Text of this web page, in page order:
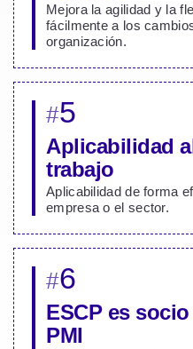
Mejora la agilidad y la
fácilmente a los
organización.
#5
Aplicabilidad
trabajo
Aplicabilidad de forma
empresa o el sector.
#6
ESCP es
PMI